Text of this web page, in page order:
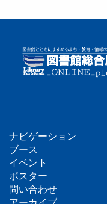
フ
ッ
ナビゲーション
ブース
イベント
ポスター
問い合わせ